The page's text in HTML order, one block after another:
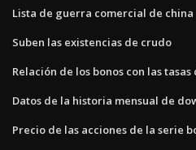
Lista de guerra comercial de china
Suben las existencias de crudo
Relación de los bonos con las
Datos de la historia mensual de
Precio de las acciones de la serie